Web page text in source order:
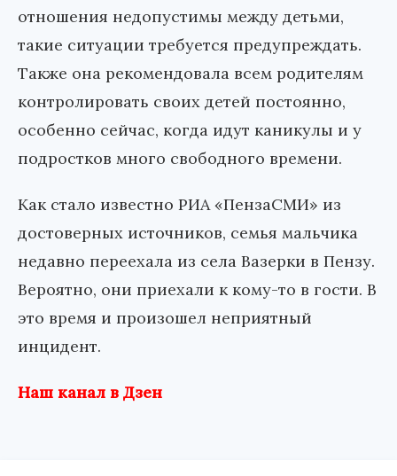
отношения недопустимы между детьми,
такие ситуации требуется предупреждать.
Также она рекомендовала всем родителям
контролировать своих детей постоянно,
особенно сейчас, когда идут каникулы и у
подростков много свободного времени.
Как стало известно РИА «ПензаСМИ» из
достоверных источников, семья мальчика
недавно переехала из села Вазерки в Пензу.
Вероятно, они приехали к кому-то в гости. В
это время и произошел неприятный
инцидент.
Наш канал в Дзен